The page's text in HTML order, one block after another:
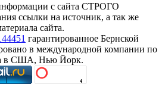
с сайта СТРОГО
ссылки на источник, а так же
сайта.
гарантированное Бернской
в международной компании по
в США, Нью Йорк.